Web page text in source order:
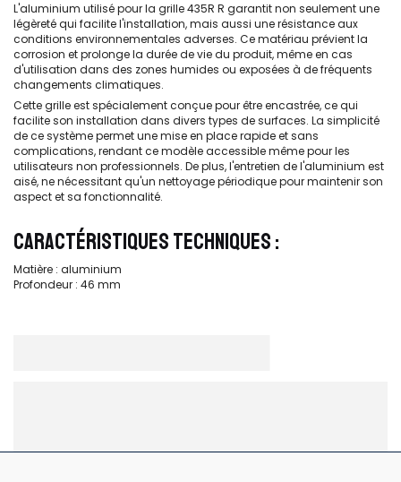
L'aluminium utilisé pour la grille 435R R garantit non seulement une
légèreté qui facilite l'installation, mais aussi une résistance aux
conditions environnementales adverses. Ce matériau prévient la
corrosion et prolonge la durée de vie du produit, même en cas
d'utilisation dans des zones humides ou exposées à de fréquents
changements climatiques.
Cette grille est spécialement conçue pour être encastrée, ce qui
facilite son installation dans divers types de surfaces. La simplicité
de ce système permet une mise en place rapide et sans
complications, rendant ce modèle accessible même pour les
utilisateurs non professionnels. De plus, l'entretien de l'aluminium est
aisé, ne nécessitant qu'un nettoyage périodique pour maintenir son
aspect et sa fonctionnalité.
CARACTÉRISTIQUES TECHNIQUES :
Matière : aluminium
Profondeur : 46 mm